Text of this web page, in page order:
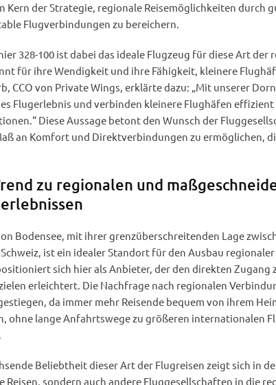
Kern der Strategie, regionale Reisemöglichkeiten durch
Flugverbindungen zu bereichern.
328-100 ist dabei das ideale Flugzeug für diese Art der
für ihre Wendigkeit und ihre Fähigkeit, kleinere
CCO von Private Wings, erklärte dazu: „Mit unserer
Flugerlebnis und verbinden kleinere Flughäfen
Diese Aussage betont den Wunsch der
an Komfort und Direktverbindungen zu ermöglichen,
zu regionalen und
Bodensee, mit ihrer grenzüberschreitenden Lage
ist ein idealer Standort für den Ausbau
sich hier als Anbieter, der den direkten Zugang
erleichtert. Die Nachfrage nach regionalen
da immer mehr Reisende bequem von ihrem
ohne lange Anfahrtswege zu größeren internationalen
Beliebtheit dieser Art der Flugreisen zeigt sich in
Reisen, sondern auch andere Fluggesellschaften in die